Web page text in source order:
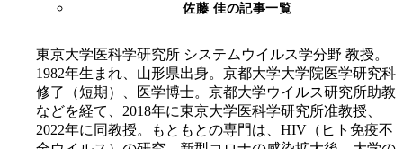
佐藤 佳の記事一覧
東京大学医科学研究所 システムウイルス学分野 教授。
1982年生まれ、山形県出身。京都大学大学院医学研究科
修了（短期）、医学博士。京都大学ウイルス研究所助教
などを経て、2018年に東京大学医科学研究所准教授、
2022年に同教授。もともとの専門は、HIV（ヒト免疫不